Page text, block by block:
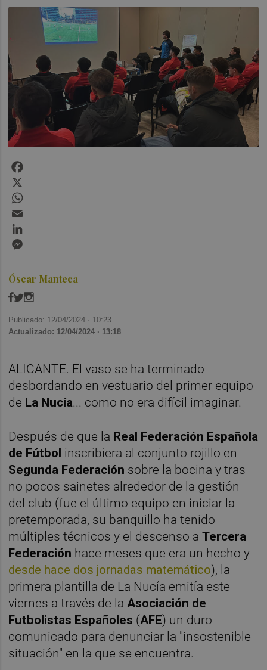
Óscar Manteca
Publicado: 12/04/2024 · 10:23
Actualizado: 12/04/2024 · 13:18
ALICANTE. El vaso se ha terminado
desbordando en vestuario del primer equipo
de La Nucía... como no era difícil imaginar.
Después de que la Real Federación Española
de Fútbol inscribiera al conjunto rojillo en
Segunda Federación sobre la bocina y tras
no pocos sainetes alrededor de la gestión
del club (fue el último equipo en iniciar la
pretemporada, su banquillo ha tenido
múltiples técnicos y el descenso aTercera
Federación hace meses que era un hecho y
desde hace dos jornadas matemático), la
primera plantilla de La Nucía emitía este
viernes a través de la Asociación de
Futbolistas Españoles (AFE) un duro
comunicado para denunciar la "insostenible
situación" en la que se encuentra.